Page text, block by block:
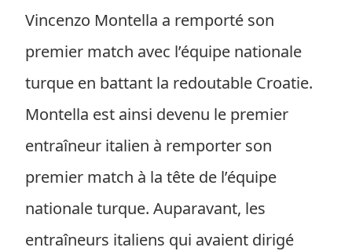
Vincenzo Montella a remporté son
premier match avec l’équipe nationale
turque en battant la redoutable Croatie.
Montella est ainsi devenu le premier
entraîneur italien à remporter son
premier match à la tête de l’équipe
nationale turque. Auparavant, les
entraîneurs italiens qui avaient dirigé